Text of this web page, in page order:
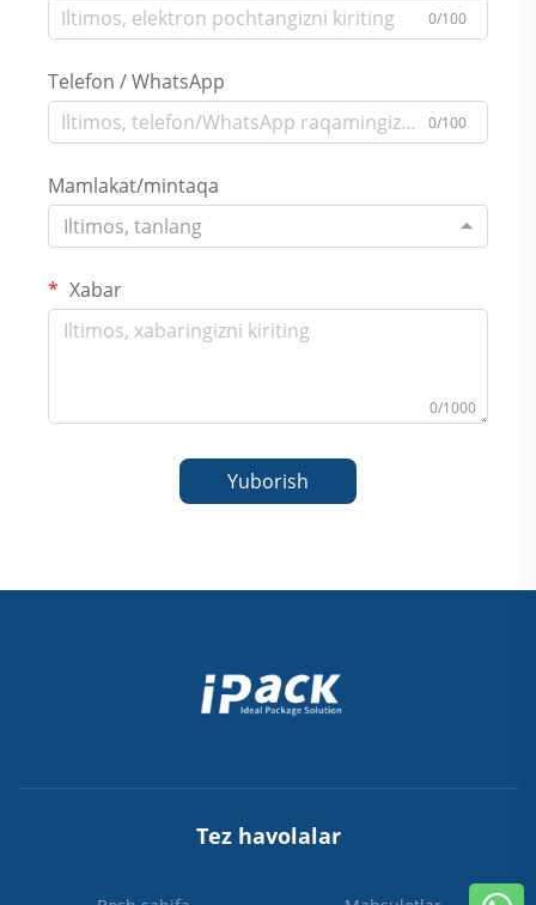
0/100
Telefon / WhatsApp
0/100
Mamlakat/mintaqa
Iltimos, tanlang
Xabar
0/1000
Yuborish
Tez havolalar